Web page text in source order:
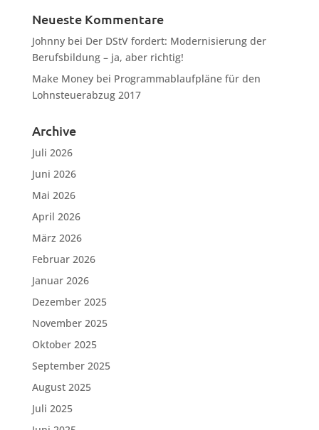
Neueste Kommentare
Johnnybei Der DStV fordert: Modernisierung der
Berufsbildung – ja, aber richtig!
Make Moneybei Programmablaufpläne für den
Lohnsteuerabzug 2017
Archive
Juli 2026
Juni 2026
Mai 2026
April 2026
März 2026
Februar 2026
Januar 2026
Dezember 2025
November 2025
Oktober 2025
September 2025
August 2025
Juli 2025